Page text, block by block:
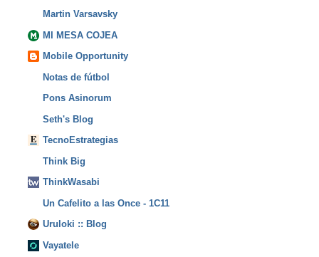
Martin Varsavsky
MI MESA COJEA
Mobile Opportunity
Notas de fútbol
Pons Asinorum
Seth's Blog
TecnoEstrategias
Think Big
ThinkWasabi
Un Cafelito a las Once - 1C11
Uruloki :: Blog
Vayatele